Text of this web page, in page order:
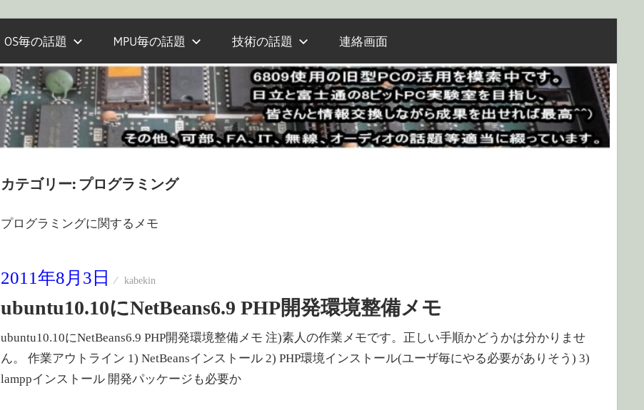
OS毎の話題 MPU毎の話題 技術の話題 連絡画面
カテゴリー: プログラミング
プログラミングに関するメモ
2011年8月3日 kabekin
ubuntu10.10にNetBeans6.9 PHP開発環境整備メモ
ubuntu10.10にNetBeans6.9 PHP開発環境整備メモ 注)素人の作業メモです。正しい手順かどうかは分かりませ
ん。 作業アウトライン 1) NetBeansインストール 2) PHP環境インストール(ユーザ毎にやる必要がありそう) 3)
lamppインストール 開発パッケージも必要か